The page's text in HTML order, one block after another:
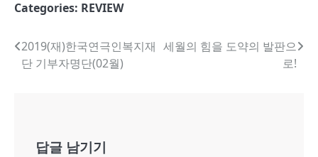
Categories: REVIEW
글
내
2019(재)한국연극인복지재
단 기부자명단(02월)
세월의 힘을 도약의 발판으
로!
답글 남기기